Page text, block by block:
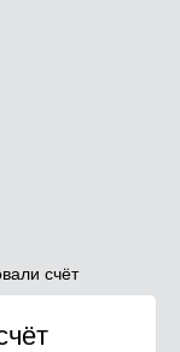
счёт